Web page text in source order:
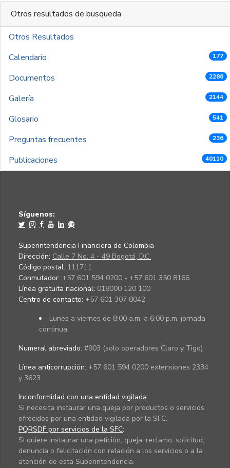
Otros resultados de busqueda
Otros Resultados
Calendario
177
Documentos 2286
Galería 2144
Glosario 541
Preguntas frecuentes 236
Publicaciones 40110
Síguenos:
Superintendencia Financiera de Colombia
Dirección: Calle 7 No. 4 - 49 Bogotá, D.C.
Código postal: 111711
Conmutador: +57 601 594 0200 - +57 601 350 8166
Línea gratuita nacional: 018000 120 100
Centro de contacto: +57 601 307 8042
Lunes a viernes de 8:00 a.m. a 6:00 p.m. jornada
continua.
Numeral abreviado: #903 (solo operadores Claro y Tigo)
Línea anticorrupción: +57 601 594 0200 extensiones 2334
y 3623
Inconformidad con una entidad vigilada:
Si necesita instaurar una queja por productos o servicios
ofrecidos por una entidad vigilada por la SFC.
PQRSDF por servicios de la SFC:
Si quiere instaurar una petición, queja, reclamo, solicitud,
denuncia o felicitación con relación a los servicios o a la
atención de esta Superintendencia.